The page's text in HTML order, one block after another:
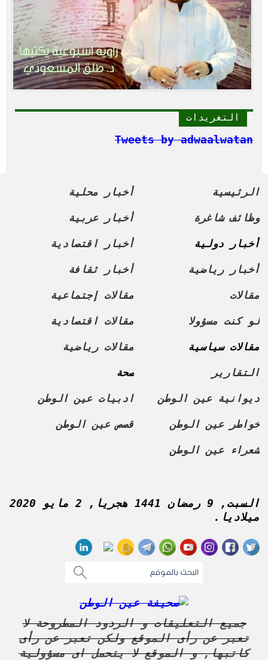
التغريدات
Tweets by adwaalwatan
الرئيسية أخبار محلية
وظائف شاغرة أخبار عربية
أخبار دولية أخبار اقتصادية
أخبار رياضية أخبار ثقافة
مقالات مقالات إجتماعية
لو كنت مسؤولا مقالات اقتصادية
مقالات سياسية مقالات رياضية
التقارير صحة
ديوانية عين الوطن ادبيات عين الوطن
خواطر عين الوطن قصص عين الوطن
شعراء عين الوطن
السبت, 9 رمضان 1441 هجريا, 2 مايو 2020
ميلاديا.
جميع التعليقات و الردود المطروحة لا
تعبر عن رأى الموقع ولكن تعبر عن رأى
كاتبها, و الموقع لا يتحمل اى مسؤولية